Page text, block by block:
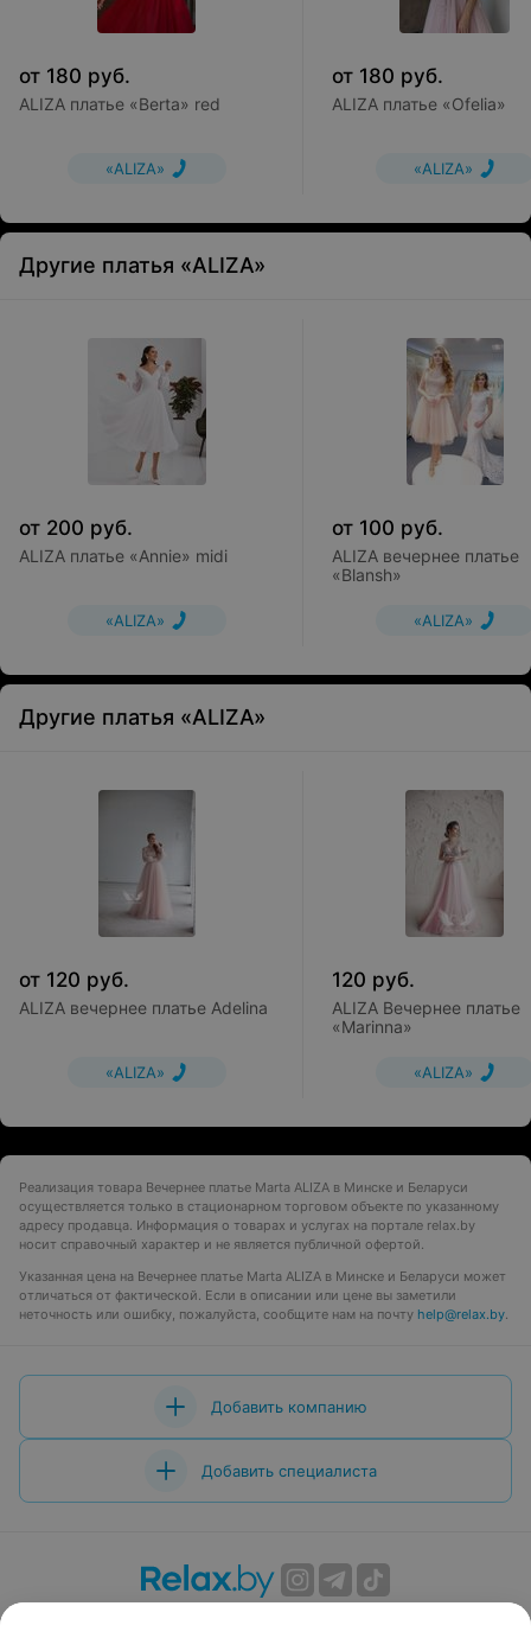
от 180 руб.
ALIZA платье «Berta» red
«ALIZA»
от 180 руб.
ALIZA платье «Ofelia»
«ALIZA»
Другие платья «ALIZA»
от 200 руб.
ALIZA платье «Annie» midi
«ALIZA»
от 100 руб.
ALIZA вечернее платье
«Blansh»
«ALIZA»
Другие платья «ALIZA»
от 120 руб.
ALIZA вечернее платье Adelina
«ALIZA»
120 руб.
ALIZA Вечернее платье
«Marinna»
«ALIZA»
Реализация товара Вечернее платье Marta ALIZA в Минске и Беларуси
осуществляется только в стационарном торговом объекте по указанному
адресу продавца. Информация о товарах и услугах на портале relax.by
носит справочный характер и не является публичной офертой.
Указанная цена на Вечернее платье Marta ALIZA в Минске и Беларуси может
отличаться от фактической. Если в описании или цене вы заметили
неточность или ошибку, пожалуйста, сообщите нам на почту help@relax.by.
Добавить компанию
Добавить специалиста